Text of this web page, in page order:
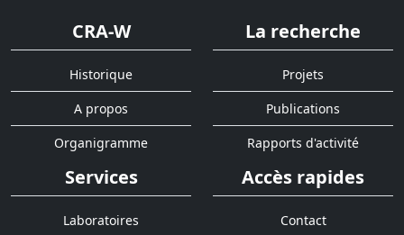
CRA-W
Historique
A propos
Organigramme
La recherche
Projets
Publications
Rapports d'activité
Services
Laboratoires
Accès rapides
Contact